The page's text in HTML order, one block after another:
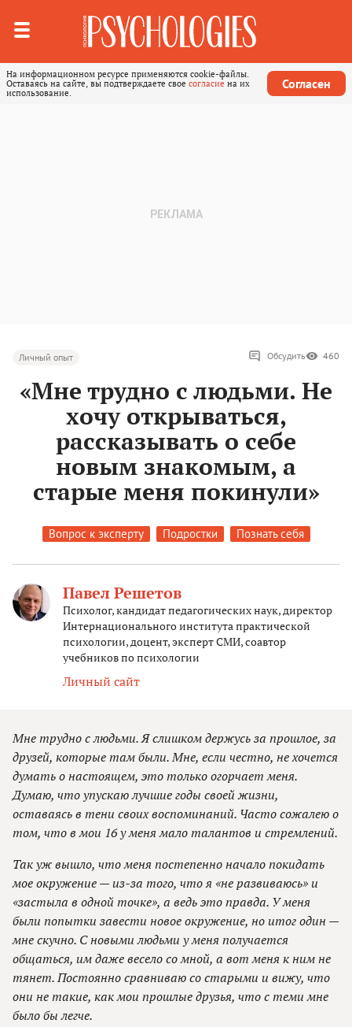
На информационном ресурсе применяются cookie-файлы.
Оставаясь на сайте, вы подтверждаете свое согласие на их
использование.
Согласен
Личный опыт Обсудить 460
«Мне трудно с людьми. Не
хочу открываться,
рассказывать о себе
новым знакомым, а
старые меня покинули»
Вопрос к эксперту Подростки Познать себя
Павел Решетов
Психолог, кандидат педагогических наук, директор
Интернационального института практической
психологии, доцент, эксперт СМИ, соавтор
учебников по психологии
Личный сайт
Мне трудно с людьми. Я слишком держусь за прошлое, за
друзей, которые там были. Мне, если честно, не хочется
думать о настоящем, это только огорчает меня.
Думаю, что упускаю лучшие годы своей жизни,
оставаясь в тени своих воспоминаний. Часто сожалею о
том, что в мои 16 у меня мало талантов и стремлений.
Так уж вышло, что меня постепенно начало покидать
мое окружение — из-за того, что я «не развиваюсь» и
«застыла в одной точке», а ведь это правда. У меня
были попытки завести новое окружение, но итог один —
мне скучно. С новыми людьми у меня получается
общаться, им даже весело со мной, а вот меня к ним не
тянет. Постоянно сравниваю со старыми и вижу, что
они не такие, как мои прошлые друзья, что с теми мне
было бы легче.